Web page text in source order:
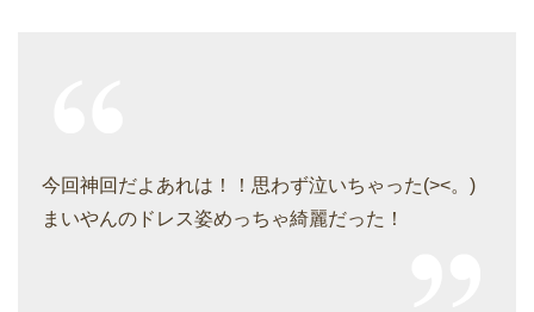
今回神回だよあれは！！思わず泣いちゃった(><。)
まいやんのドレス姿めっちゃ綺麗だった！